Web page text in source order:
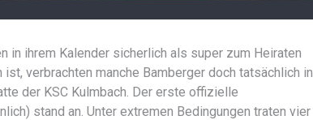
in ihrem Kalender sicherlich als super zum Heiraten
verbrachten manche Bamberger doch tatsächlich in
der KSC Kulmbach. Der erste offizielle
stand an. Unter extremen Bedingungen traten vier